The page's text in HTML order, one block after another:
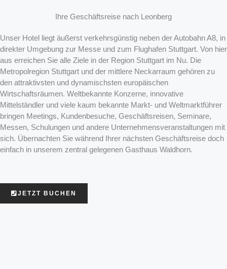
Ihre Geschäftsreise nach Leonberg
Unser Hotel liegt äußerst verkehrsgünstig neben der Autobahn A8, in
direkter Umgebung zur Messe und zum Flughafen Stuttgart. Von hier
aus erreichen Sie alle Ziele in der Region Stuttgart im Nu. Die
Metropolregion Stuttgart und der mittlere Neckarraum gehören zu
den attraktivsten und dynamischsten europäischen
Wirtschaftsräumen. Weltbekannte Konzerne, innovative
Mittelständler und viele kaum bekannte Markt- und Weltmarktführer
bringen Meetings, Kundenbesuche, Geschäftsreisen, Seminare,
Messen, Schulungen und andere Unternehmensveranstaltungen mit
sich. Übernachten Sie während Ihrer nächsten Geschäftsreise doch
einfach in unserem zentral gelegenen Gasthaus Waldhorn.
JETZT BUCHEN